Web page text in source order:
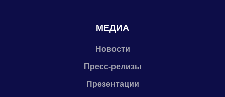
МЕДИА
Новости
Пресс-релизы
Презентации